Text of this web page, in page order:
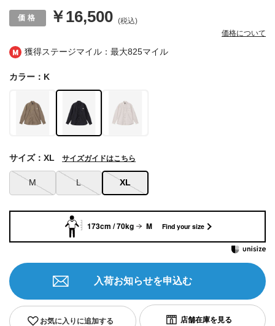
獲得ステージマイル：最大825マイル
￥16,500 (税込)
価格について
カラー：K
M L XL
サイズ：XL サイズガイドはこちら
お気に入りに追加する
入荷お知らせを申込む
173cm / 70kg M Find your size